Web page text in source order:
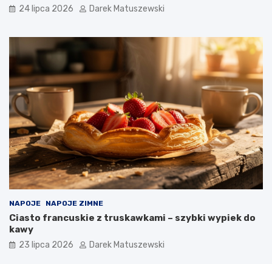
24 lipca 2026 Darek Matuszewski
NAPOJE NAPOJE ZIMNE
Ciasto francuskie z truskawkami – szybki wypiek do
kawy
23 lipca 2026 Darek Matuszewski